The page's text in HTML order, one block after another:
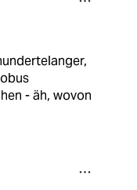
- äh, wovon